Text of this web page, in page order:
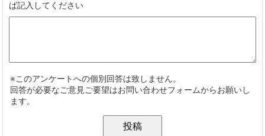
ば記入してください
※このアンケートへの個別回答は致しません。
回答が必要なご意見ご要望はお問い合わせフォームからお願いし
ます。